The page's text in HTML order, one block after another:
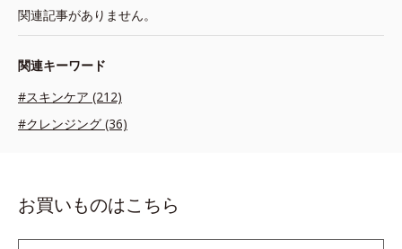
関連記事がありません。
関連キーワード
#スキンケア (212)
#クレンジング (36)
お買いものはこちら